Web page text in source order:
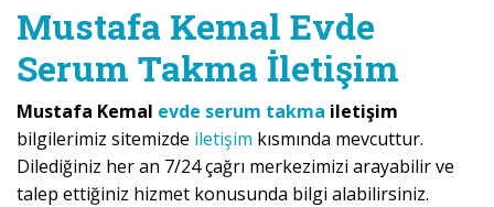
Mustafa Kemal Evde
Serum Takma İletişim
Mustafa Kemal evde serum takma iletişim
bilgilerimiz sitemizde iletişim kısmında mevcuttur.
Dilediğiniz her an 7/24 çağrı merkezimizi arayabilir ve
talep ettiğiniz hizmet konusunda bilgi alabilirsiniz.